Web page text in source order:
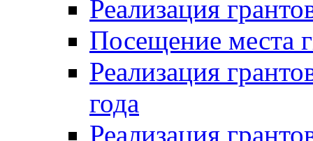
Реализация
Посещение места
Реализация
года
Реализация